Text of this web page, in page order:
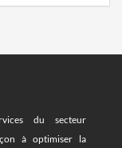
du secteur
à optimiser la